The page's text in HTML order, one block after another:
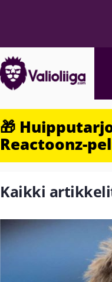
🎁
Reactoonz-
Kaikki